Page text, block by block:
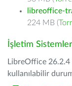
libreoffice-
224 MB (
İşletim
LibreOffice 26.2.4
kullanılabilir